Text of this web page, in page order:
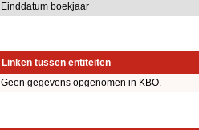
Einddatum boekjaar
Linken tussen entiteiten
Geen gegevens opgenomen in KBO.